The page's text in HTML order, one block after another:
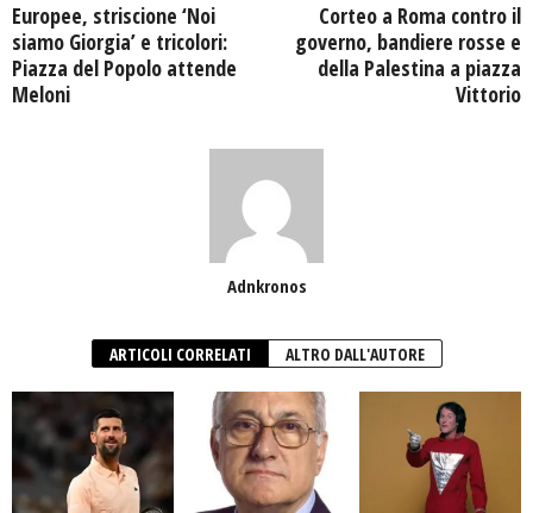
Europee, striscione ‘Noi
siamo Giorgia’ e tricolori:
Piazza del Popolo attende
Meloni
Corteo a Roma contro il
governo, bandiere rosse e
della Palestina a piazza
Vittorio
Adnkronos
ARTICOLI CORRELATI ALTRO DALL'AUTORE